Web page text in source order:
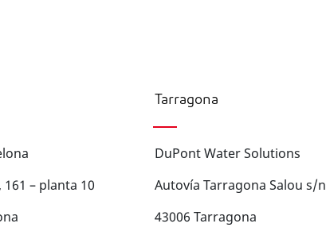
– planta 10
Tarragona
DuPont Water Solutions
Autovía Tarragona Salou s/n
43006 Tarragona